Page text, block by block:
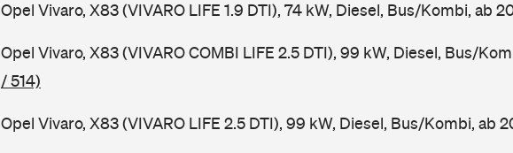
Opel Vivaro, X83 (VIVARO LIFE 1.9 DTI), 74 kW, Diesel, Bus/Kombi, ab
Opel Vivaro, X83 (VIVARO COMBI LIFE 2.5 DTI), 99 kW, Diesel, Bus/
/ 514)
Opel Vivaro, X83 (VIVARO LIFE 2.5 DTI), 99 kW, Diesel, Bus/Kombi, ab